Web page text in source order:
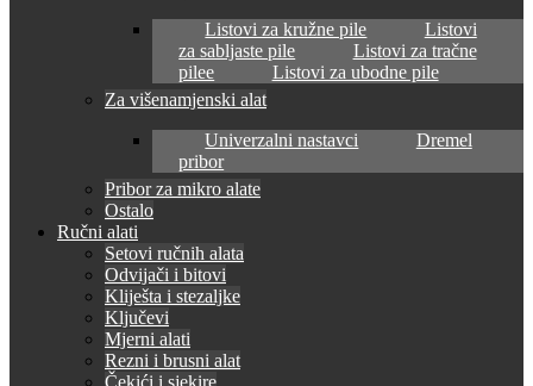
Listovi za kružne pile
Listovi
za sabljaste pile
Listovi za tračne
pilee
Listovi za ubodne pile
Za višenamjenski alat
Univerzalni nastavci
Dremel
pribor
Pribor za mikro alate
Ostalo
Ručni alati
Setovi ručnih alata
Odvijači i bitovi
Kliješta i stezaljke
Ključevi
Mjerni alati
Rezni i brusni alat